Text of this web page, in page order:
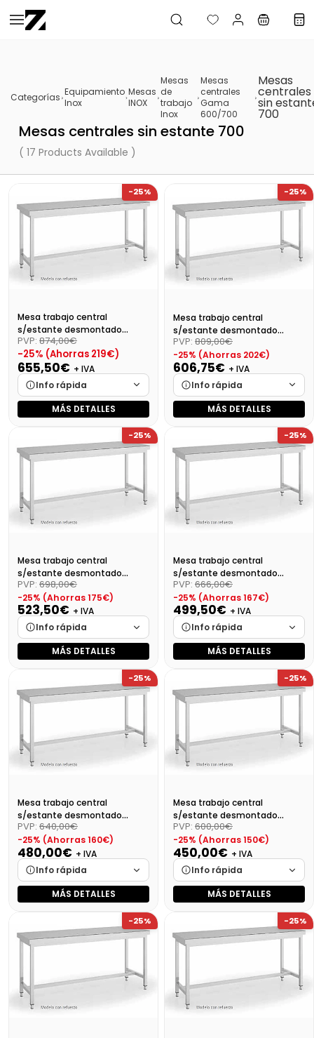
Saltar al
contenido
Categorías Equipamiento
Inox
Mesas
INOX
Mesas
de
trabajo
Inox
Mesas
centrales
Gama
600/700
Mesas
centrales
sin
700
Mesas centrales sin estante 700
( 17 Products Available )
-25%
Mesa trabajo central
s/estante desmontado
Dim:2400X700X850
PVP: 874,00€
-25% (Ahorras 219€)
655,50€ + IVA
Info rápida
Marca
Cargando…
Cargando…
Disponibilidad
Cargando…
MÁS DETALLES
-25%
Mesa trabajo central
s/estante desmontado
Dim:2200X700X850
PVP: 809,00€
-25% (Ahorras 202€)
606,75€ + IVA
Info rápida
Marca
Cargando…
Cargando…
Disponibilidad
Cargando…
MÁS DETALLES
-25%
Mesa trabajo central
s/estante desmontado
Dim:2000X700X850 Mm
PVP: 698,00€
-25% (Ahorras 175€)
523,50€ + IVA
Info rápida
Marca
Cargando…
Cargando…
Disponibilidad
Cargando…
MÁS DETALLES
-25%
Mesa trabajo central
s/estante desmontado
Dim:1900X700X850 Mm
PVP: 666,00€
-25% (Ahorras 167€)
499,50€ + IVA
Info rápida
Marca
Cargando…
Cargando…
Disponibilidad
Cargando…
MÁS DETALLES
-25%
Mesa trabajo central
s/estante desmontado
Dim:1800X700X850 Mm
PVP: 640,00€
-25% (Ahorras 160€)
480,00€ + IVA
Info rápida
Marca
Cargando…
Cargando…
Disponibilidad
Cargando…
MÁS DETALLES
-25%
Mesa trabajo central
s/estante desmontado
Dim:1700X700X850 Mm
PVP: 600,00€
-25% (Ahorras 150€)
450,00€ + IVA
Info rápida
Marca
Cargando…
Cargando…
Disponibilidad
Cargando…
MÁS DETALLES
-25% -25%